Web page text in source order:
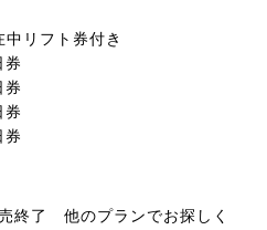
リフト券付き
券
券
券
券
終了 他のプランでお探しく